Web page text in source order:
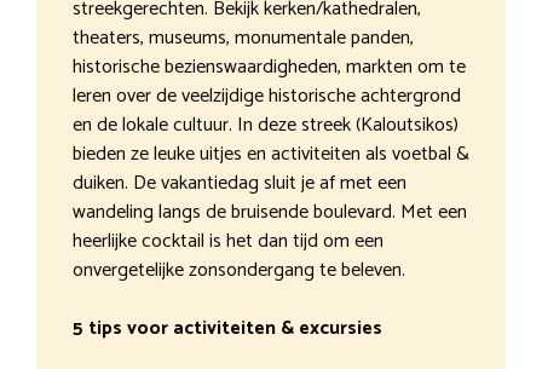
streekgerechten. Bekijk kerken/kathedralen,
theaters, museums, monumentale panden,
historische bezienswaardigheden, markten om te
leren over de veelzijdige historische achtergrond
en de lokale cultuur. In deze streek (Kaloutsikos)
bieden ze leuke uitjes en activiteiten als voetbal &
duiken. De vakantiedag sluit je af met een
wandeling langs de bruisende boulevard. Met een
heerlijke cocktail is het dan tijd om een
onvergetelijke zonsondergang te beleven.
5 tips voor activiteiten & excursies